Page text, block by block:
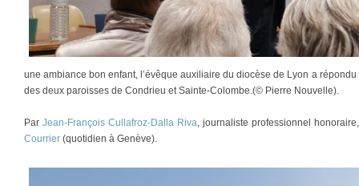
une ambiance bon enfant, l’évêque auxiliaire du diocèse de Lyon a
des deux paroisses de Condrieu et Sainte-Colombe.(© Pierre Nouvelle).
Par Jean-François Cullafroz-Dalla Riva , journaliste professionnel
Courrier (quotidien à Genève).